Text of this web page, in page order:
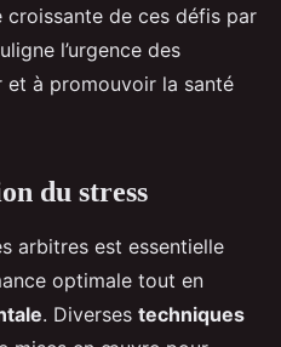
croissante de ces défis par
l’urgence des
et à promouvoir la santé
du stress
arbitres est essentielle
optimale tout en
. Diverses techniques